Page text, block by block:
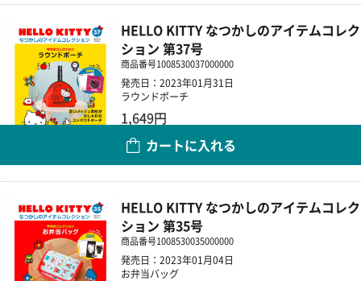
HELLO KITTY なつかしのアイテムコレク
ション 第37号
商品番号1008530037000000
発売日：2023年01月31日
ラウンドポーチ
1,649円
カートに入れる
HELLO KITTY なつかしのアイテムコレク
ション 第35号
商品番号1008530035000000
発売日：2023年01月04日
お弁当バッグ